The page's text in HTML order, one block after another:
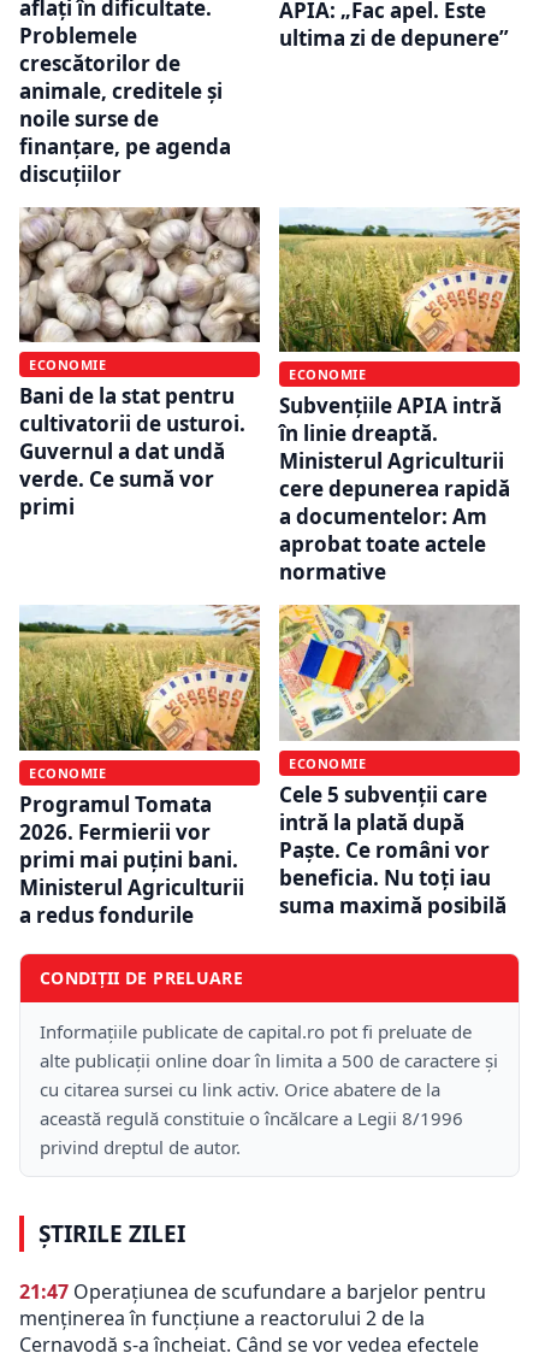
aflați în dificultate.
Problemele
crescătorilor de
animale, creditele și
noile surse de
finanțare, pe agenda
discuțiilor
APIA: „Fac apel. Este
ultima zi de depunere”
ECONOMIE
Bani de la stat pentru
cultivatorii de usturoi.
Guvernul a dat undă
verde. Ce sumă vor
primi
ECONOMIE
Subvențiile APIA intră
în linie dreaptă.
Ministerul Agriculturii
cere depunerea rapidă
a documentelor: Am
aprobat toate actele
normative
ECONOMIE
Programul Tomata
2026. Fermierii vor
primi mai puțini bani.
Ministerul Agriculturii
a redus fondurile
ECONOMIE
Cele 5 subvenții care
intră la plată după
Paște. Ce români vor
beneficia. Nu toți iau
suma maximă posibilă
CONDIȚII DE PRELUARE
Informațiile publicate de capital.ro pot fi preluate de
alte publicații online doar în limita a 500 de caractere și
cu citarea sursei cu link activ. Orice abatere de la
această regulă constituie o încălcare a Legii 8/1996
privind dreptul de autor.
ȘTIRILE ZILEI
21:47 Operațiunea de scufundare a barjelor pentru
menținerea în funcțiune a reactorului 2 de la
Cernavodă s-a încheiat. Când se vor vedea efectele